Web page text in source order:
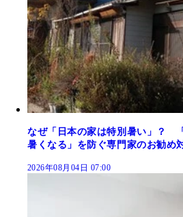
なぜ「日本の家は特別暑い」？
暑くなる」を防ぐ専門家のお勧め
2026年08月04日 07:00